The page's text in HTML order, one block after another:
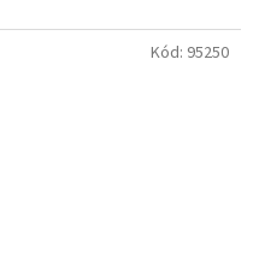
Kód: 95250